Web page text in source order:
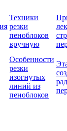
Техники
резки
пеноблоков
вручную
Особенности
резки
изогнутых
линий из
пеноблоков